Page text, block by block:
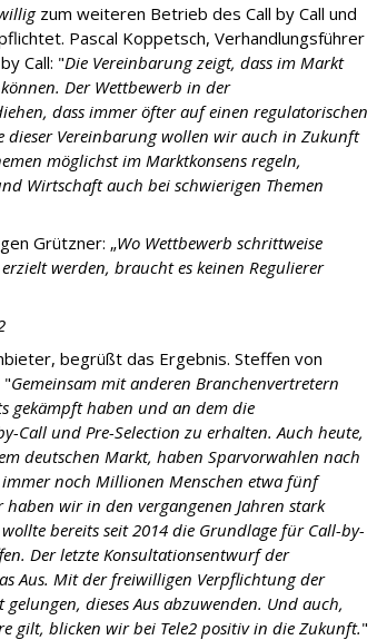
zum weiteren Betrieb des Call by Call und
Pascal Koppetsch, Verhandlungsführer
Call: "Die Vereinbarung zeigt, dass im Markt
Der Wettbewerb in der
dass immer öfter auf einen regulatorischen
dieser Vereinbarung wollen wir auch in Zukunft
möglichst im Marktkonsens regeln,
Wirtschaft auch bei schwierigen Themen
Grützner: „Wo Wettbewerb schrittweise
werden, braucht es keinen Regulierer
begrüßt das Ergebnis. Steffen von
"Gemeinsam mit anderen Branchenvertretern
gekämpft haben und an dem die
Call und Pre-Selection zu erhalten. Auch heute,
deutschen Markt, haben Sparvorwahlen nach
noch Millionen Menschen etwa fünf
wir in den vergangenen Jahren stark
bereits seit 2014 die Grundlage für Call-by-
Der letzte Konsultationsentwurf der
Aus. Mit der freiwilligen Verpflichtung der
dieses Aus abzuwenden. Und auch,
gilt, blicken wir bei Tele2 positiv in die Zukunft."